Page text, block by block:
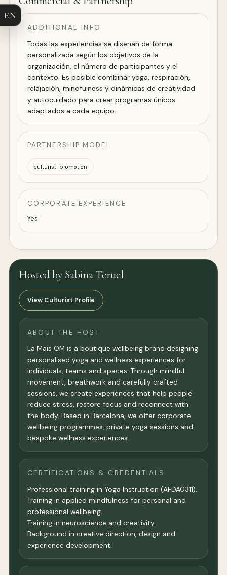
ADDITIONAL INFO
Todas las experiencias se diseñan de forma
personalizada según los objetivos de la
organización, el número de participantes y el
contexto. Es posible combinar yoga, respiración,
relajación, mindfulness y dinámicas de creatividad
y autocuidado para crear programas únicos
adaptados a cada equipo.
PARTNERSHIP MODEL
culturist-promotion
CORPORATE EXPERIENCE
Yes
Hosted by Sabina Teruel
View Culturist Profile
ABOUT THE HOST
La Mais OM is a boutique wellbeing brand designing
personalised yoga and wellness experiences for
individuals, teams and spaces. Through mindful
movement, breathwork and carefully crafted
sessions, we create experiences that help people
reduce stress, restore focus and reconnect with
the body. Based in Barcelona, we offer corporate
wellbeing programmes, private yoga sessions and
bespoke wellness experiences.
CERTIFICATIONS & CREDENTIALS
Professional training in Yoga Instruction (AFDA0311).
Training in applied mindfulness for personal and
professional wellbeing.
Training in neuroscience and creativity.
Background in creative direction, design and
experience development.
EN